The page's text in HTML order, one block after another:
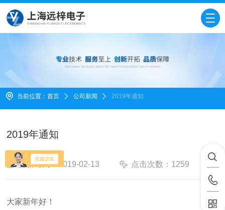
当前位置： 首页 公司新闻 2019年通知
2019年通知
更新时间：2019-02-13 点击次数：1259
大家新年好！